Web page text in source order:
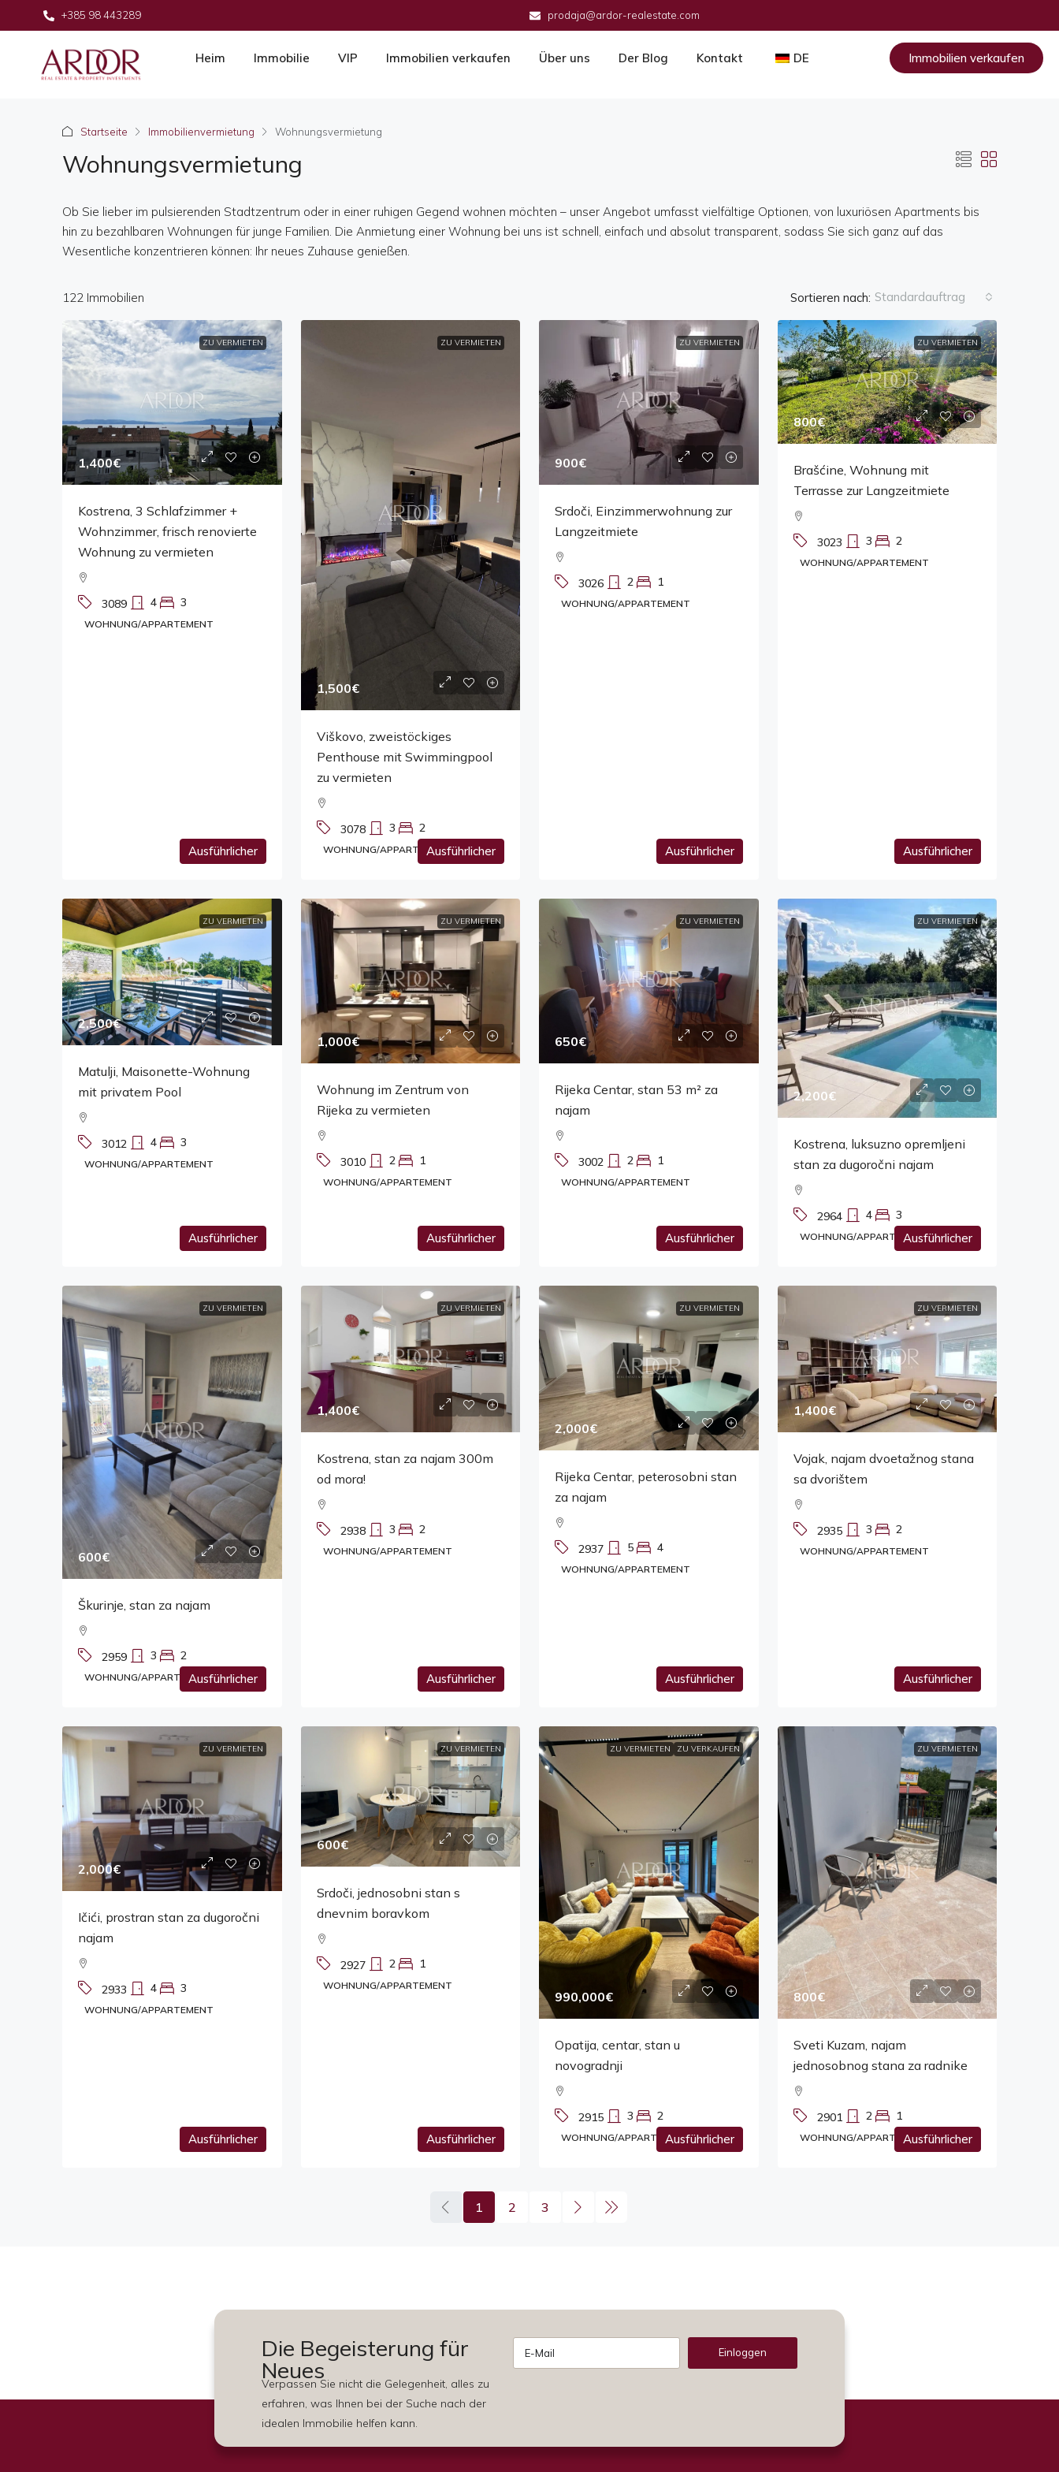
+385 98 443289 prodaja@ardor-realestate.com
Heim Immobilie VIP Immobilien verkaufen Über uns Der Blog Kontakt DE Immobilien verkaufen
Startseite Immobilienvermietung Wohnungsvermietung
Wohnungsvermietung
Ob Sie lieber im pulsierenden Stadtzentrum oder in einer ruhigen Gegend wohnen möchten – unser Angebot umfasst vielfältige Optionen, von luxuriösen Apartments bis
hin zu bezahlbaren Wohnungen für junge Familien. Die Anmietung einer Wohnung bei uns ist schnell, einfach und absolut transparent, sodass Sie sich ganz auf das
Wesentliche konzentrieren können: Ihr neues Zuhause genießen.
122 Immobilien Sortieren nach: Standardauftrag
ZU VERMIETEN
1,400€
Kostrena, 3 Schlafzimmer +
Wohnzimmer, frisch renovierte
Wohnung zu vermieten
3089 4 3
WOHNUNG/APPARTEMENT
Ausführlicher
ZU VERMIETEN
1,500€
Viškovo, zweistöckiges
Penthouse mit Swimmingpool
zu vermieten
3078 3 2
WOHNUNG/APPARTEMENTAusführlicher
ZU VERMIETEN
900€
Srdoči, Einzimmerwohnung zur
Langzeitmiete
3026 2 1
WOHNUNG/APPARTEMENT
Ausführlicher
ZU VERMIETEN
800€
Brašćine, Wohnung mit
Terrasse zur Langzeitmiete
3023 3 2
WOHNUNG/APPARTEMENT
Ausführlicher
ZU VERMIETEN
2,500€
Matulji, Maisonette-Wohnung
mit privatem Pool
3012 4 3
WOHNUNG/APPARTEMENT
Ausführlicher
ZU VERMIETEN
1,000€
Wohnung im Zentrum von
Rijeka zu vermieten
3010 2 1
WOHNUNG/APPARTEMENT
Ausführlicher
ZU VERMIETEN
650€
Rijeka Centar, stan 53 m² za
najam
3002 2 1
WOHNUNG/APPARTEMENT
Ausführlicher
ZU VERMIETEN
2,200€
Kostrena, luksuzno opremljeni
stan za dugoročni najam
2964 4 3
WOHNUNG/APPARTEMENTAusführlicher
ZU VERMIETEN
600€
Škurinje, stan za najam
2959 3 2
WOHNUNG/APPARTEMENTAusführlicher
ZU VERMIETEN
1,400€
Kostrena, stan za najam 300m
od mora!
2938 3 2
WOHNUNG/APPARTEMENT
Ausführlicher
ZU VERMIETEN
2,000€
Rijeka Centar, peterosobni stan
za najam
2937 5 4
WOHNUNG/APPARTEMENT
Ausführlicher
ZU VERMIETEN
1,400€
Vojak, najam dvoetažnog stana
sa dvorištem
2935 3 2
WOHNUNG/APPARTEMENT
Ausführlicher
ZU VERMIETEN
2,000€
Ičići, prostran stan za dugoročni
najam
2933 4 3
WOHNUNG/APPARTEMENT
Ausführlicher
ZU VERMIETEN
600€
Srdoči, jednosobni stan s
dnevnim boravkom
2927 2 1
WOHNUNG/APPARTEMENT
Ausführlicher
ZU VERMIETEN ZU VERKAUFEN
990,000€
Opatija, centar, stan u
novogradnji
2915 3 2
WOHNUNG/APPARTEMENTAusführlicher
ZU VERMIETEN
800€
Sveti Kuzam, najam
jednosobnog stana za radnike
2901 2 1
WOHNUNG/APPARTEMENTAusführlicher
1 2 3
Die Begeisterung für
Neues
Verpassen Sie nicht die Gelegenheit, alles zu
erfahren, was Ihnen bei der Suche nach der
idealen Immobilie helfen kann.
Einloggen